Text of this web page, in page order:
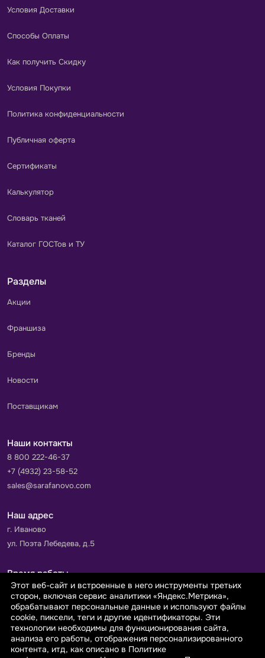
Условия Доставки
Способы Оплаты
Как получить Скидку
Условия Покупки
Политика конфиденциальности
Публичная оферта
Сертификаты
Калькулятор
Словарь тканей
Каталог ГОСТов и ТУ
Разделы
Акции
Франшиза
Бренды
Новости
Поставщикам
Наши контакты
8 800 222-46-37
+7 (4932) 23-58-52
sales@sarafanovo.com
Наш адрес
г. Иваново
ул. Поэта Лебедева, д.5
Время работы
Пн-Пт с 9.00 до 18.00
Сб-Вс: выходной
Принимаем к оплате
Этот веб-сайт и встроенные в него инструменты третьих
сторон, включая сервис аналитики «Яндекс.Метрика»,
обрабатывают персональные данные и используют файлы
cookie, пиксели, теги и другие идентификаторы. Эти
технологии необходимы для функционирования сайта,
анализа его работы, отображения персонализированного
контента, итд, как описано в Политике